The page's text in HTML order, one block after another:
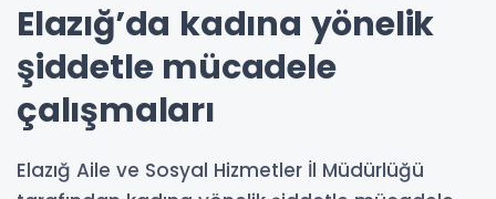
Elazığ’da kadına yönelik
şiddetle mücadele
çalışmaları
Elazığ Aile ve Sosyal Hizmetler İl Müdürlüğü